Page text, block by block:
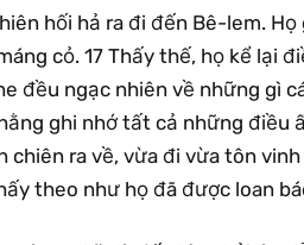
hối hả ra đi đến Bê-lem.
cỏ. 17 Thấy thế, họ kể lại
đều ngạc nhiên về những gì
ghi nhớ tất cả những điều
chiên ra về, vừa đi vừa tôn
theo như họ đã được loan